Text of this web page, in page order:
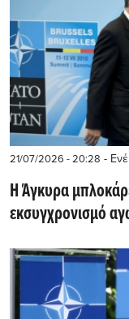
21/07/2026 - 20:28 -
Η Άγκυρα